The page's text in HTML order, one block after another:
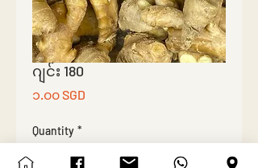
ဂျင်း 180
၁.၀၀ SGD
Quantity *